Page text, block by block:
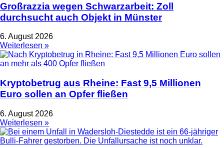
Großrazzia wegen Schwarzarbeit: Zoll
durchsucht auch Objekt in Münster
6. August 2026
Weiterlesen »
Kryptobetrug aus Rheine: Fast 9,5 Millionen
Euro sollen an Opfer fließen
6. August 2026
Weiterlesen »